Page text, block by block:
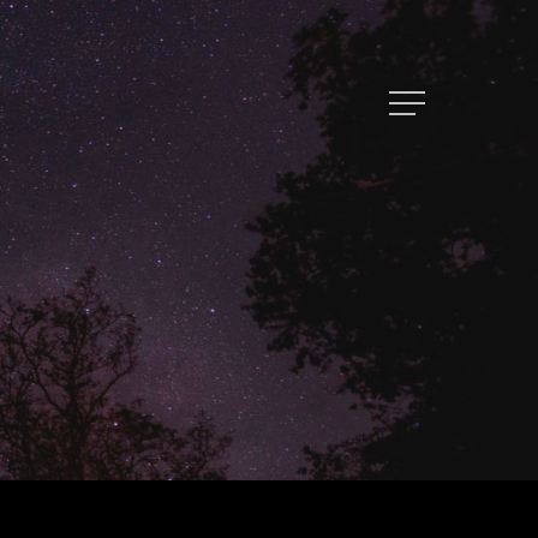
トップページ
ハイパー縁側とは
ハイパー縁側@中津
ハイパー縁側@天満橋
ハイパー縁側@淀屋橋
ハイパー縁側@中山台